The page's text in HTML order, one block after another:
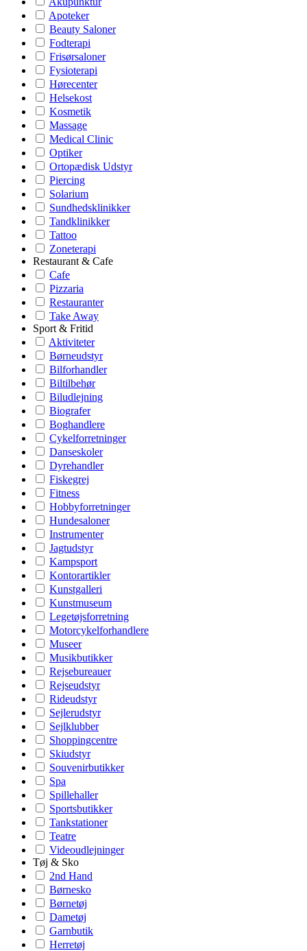
Apoteker
Beauty Saloner
Fodterapi
Frisørsaloner
Fysioterapi
Hørecenter
Helsekost
Kosmetik
Massage
Medical Clinic
Optiker
Ortopædisk Udstyr
Piercing
Solarium
Sundhedsklinikker
Tandklinikker
Tattoo
Zoneterapi
Restaurant & Cafe
Cafe
Pizzaria
Restauranter
Take Away
Sport & Fritid
Aktiviteter
Børneudstyr
Bilforhandler
Biltilbehør
Biludlejning
Biografer
Boghandlere
Cykelforretninger
Danseskoler
Dyrehandler
Fiskegrej
Fitness
Hobbyforretninger
Hundesaloner
Instrumenter
Jagtudstyr
Kampsport
Kontorartikler
Kunstgalleri
Kunstmuseum
Legetøjsforretning
Motorcykelforhandlere
Museer
Musikbutikker
Rejsebureauer
Rejseudstyr
Rideudstyr
Sejlerudstyr
Sejlklubber
Shoppingcentre
Skiudstyr
Souvenirbutikker
Spa
Spillehaller
Sportsbutikker
Tankstationer
Teatre
Videoudlejninger
Tøj & Sko
2nd Hand
Børnesko
Børnetøj
Dametøj
Garnbutik
Herretøj